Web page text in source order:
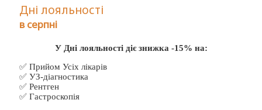
Дні лояльності
в серпні
У Дні лояльності діє знижка -15% на:
✅ Прийом Усіх лікарів
✅ УЗ-діагностика
✅ Рентген
✅ Гастроскопія